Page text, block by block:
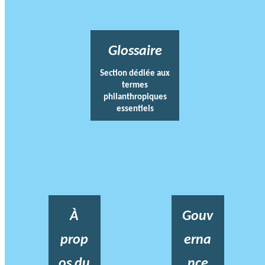
Glossaire
Section dédiée aux
termes
philanthropiques
essentiels
À
prop
Gouv
erna